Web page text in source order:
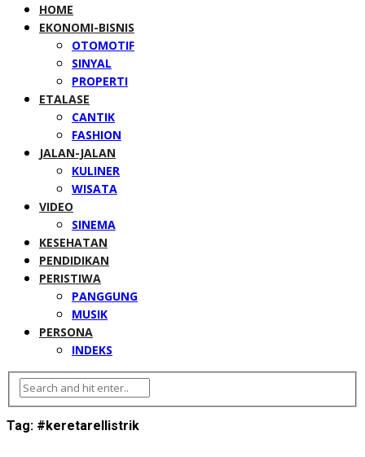
HOME
EKONOMI-BISNIS
OTOMOTIF
SINYAL
PROPERTI
ETALASE
CANTIK
FASHION
JALAN-JALAN
KULINER
WISATA
VIDEO
SINEMA
KESEHATAN
PENDIDIKAN
PERISTIWA
PANGGUNG
MUSIK
PERSONA
INDEKS
Tag: #keretarellistrik